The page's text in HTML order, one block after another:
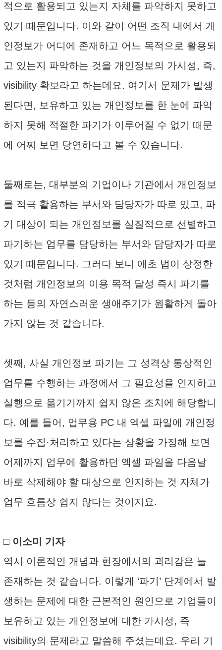
적으로 활용되고 있는지 자체를 파악하지 못하고
있기 때문입니다. 이와 같이 어떤 조직 내에서 개
인정보가 어디에 존재하고 어느 목적으로 활용되
고 있는지 파악하는 것을 개인정보의 가시성, 즉,
visibility 확보라고 하는데요. 여기서 문제가 발생
된다면, 보유하고 있는 개인정보를 한 눈에 파악
하지 못해 적절한 파기가 이루어질 수 없기 때문
에 어찌 보면 당연하다고 볼 수 있습니다.
둘째로는, 대부분의 기업이나 기관에서 개인정보
를 적극 활용하는 부서와 담당자가 따로 있고, 파
기 대상이 되는 개인정보를 실질적으로 선별하고
파기하는 업무를 담당하는 부서와 담당자가 따로
있기 때문입니다. 그러다 보니 애초 법이 상정한
것처럼 개인정보의 이용 목적 달성 즉시 파기를
하는 등의 자연스러운 생애주기가 원활하게 돌아
가지 않는 것 같습니다.
셋째, 사실 개인정보 파기는 그 성격상 통상적인
업무를 수행하는 과정에서 그 필요성을 인지하고
실행으로 옮기기까지 쉽지 않은 조치에 해당합니
다. 예를 들어, 업무용 PC 내 엑셀 파일에 개인정
보를 수집·처리하고 있다는 상황을 가정해 보면
어제까지 업무에 활용하던 엑셀 파일을 다음날
바로 삭제해야 할 대상으로 인지하는 것 자체가
업무 흐름상 쉽지 않다는 것이지요.
□ 이소미 기자
역시 이론적인 개념과 현장에서의 괴리감은 늘
존재하는 것 같습니다. 이렇게 ‘파기’ 단계에서 발
생하는 문제에 대한 근본적인 원인으로 기업들이
보유하고 있는 개인정보에 대한 가시성, 즉
visibility의 문제라고 말씀해 주셨는데요. 우리 기